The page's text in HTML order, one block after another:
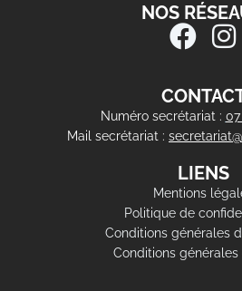
NOS
Numéro secrétariat : 07
Mail secrétariat :
LIENS
Mentions
Politique de
Conditions générales
Conditions générales